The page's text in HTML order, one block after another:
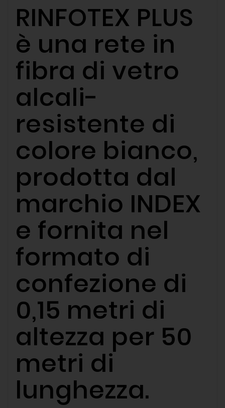
RINFOTEX PLUS
è una rete in
fibra di vetro
alcali-
resistente di
colore bianco,
prodotta dal
marchio INDEX
e fornita nel
formato di
confezione di
0,15 metri di
altezza per 50
metri di
lunghezza.